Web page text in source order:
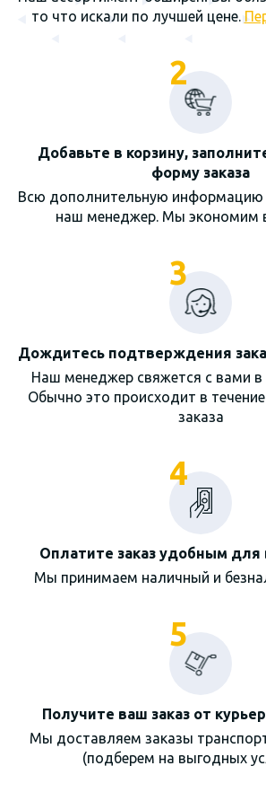
то что искали по лучшей цене.
2
Добавьте в корзину,
форму заказа
Всю дополнительную информацию
наш менеджер. Мы экономим
3
Дождитесь подтверждения
Наш менеджер свяжется с вами в
Обычно это происходит в
заказа
4
Оплатите заказ удобным для
Мы принимаем наличный и
5
Получите ваш заказ от
Мы доставляем заказы
(подберем на выгодных